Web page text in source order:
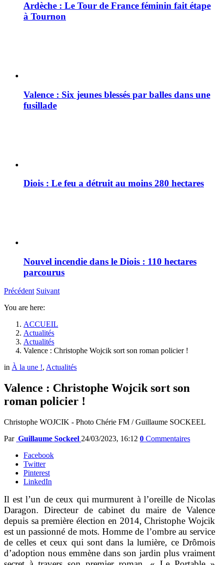
Ardèche : Le Tour de France féminin fait étape
à Tournon
Valence : Six jeunes blessés par balles dans une
fusillade
Diois : Le feu a détruit au moins 280 hectares
Nouvel incendie dans le Diois : 110 hectares
parcourus
Précédent Suivant
You are here:
ACCUEIL
Actualités
Actualités
Valence : Christophe Wojcik sort son roman policier !
in À la une !, Actualités
Valence : Christophe Wojcik sort son
roman policier !
Christophe WOJCIK - Photo Chérie FM / Guillaume SOCKEEL
Par Guillaume Sockeel 24/03/2023, 16:12 0 Commentaires
Facebook
Twitter
Pinterest
LinkedIn
Il est l’un de ceux qui murmurent à l’oreille de Nicolas
Daragon. Directeur de cabinet du maire de Valence
depuis sa première élection en 2014, Christophe Wojcik
est un passionné de mots. Homme de l’ombre au service
de celles et ceux qui sont dans la lumière, ce Drômois
d’adoption nous emmène dans son jardin plus vraiment